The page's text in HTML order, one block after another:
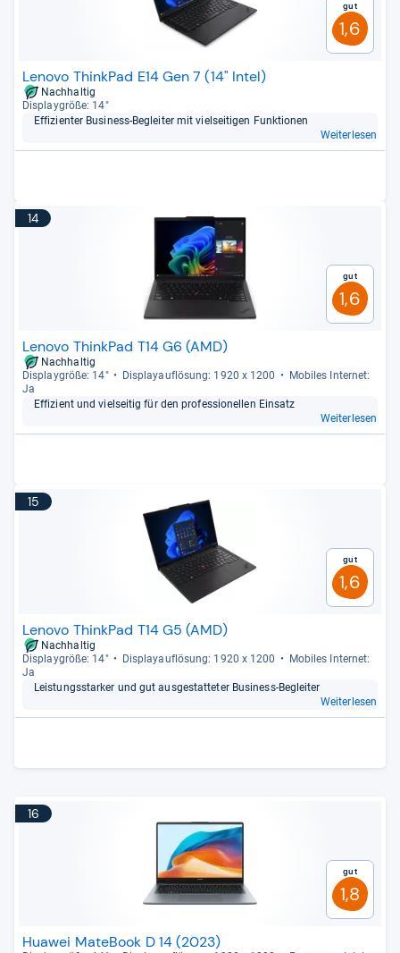
Gut
1,6
Lenovo ThinkPad E14 Gen 7 (14" Intel)
Nachhaltig
Dis­play­größe: 14"
Effi­zi­en­ter Busi­ness-​Beglei­ter mit viel­sei­ti­gen Funk­tio­nen
Weiterlesen
14
Gut
1,6
Lenovo ThinkPad T14 G6 (AMD)
Nachhaltig
Dis­play­größe: 14"
Dis­pla­yauf­lö­sung: 1920 x 1200
Mobi­les Inter­net:
Ja
Effi­zi­ent und viel­sei­tig für den pro­fes­sio­nel­len Ein­satz
Weiterlesen
15
Gut
1,6
Lenovo ThinkPad T14 G5 (AMD)
Nachhaltig
Dis­play­größe: 14"
Dis­pla­yauf­lö­sung: 1920 x 1200
Mobi­les Inter­net:
Ja
Leis­tungs­star­ker und gut aus­ge­stat­te­ter Busi­ness-​Beglei­ter
Weiterlesen
16
Gut
1,8
Huawei MateBook D 14 (2023)